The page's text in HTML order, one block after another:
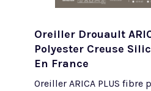
Oreiller Drouault
Polyester Creuse
En France
Oreiller ARICA PLUS fibre